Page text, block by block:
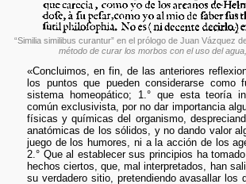
“Similia similibus curantur” en el prólogo de Juan Vázquez
método de curar los morbos con el uso del agua,
«Concluimos, en fin, de las anteriores
los puntos que pueden considerarse como
sistema homeopático; 1.° que esta teoría
común exclusivista, por no dar importancia
físicas y químicas del organismo,
anatómicas de los sólidos, y no dando valor
juego de los humores, ni a la acción de los
2.° Que al establecer sus principios ha
hechos ciertos, que, mal interpretados, han
su verdadero sitio, pretendiendo avasallar los